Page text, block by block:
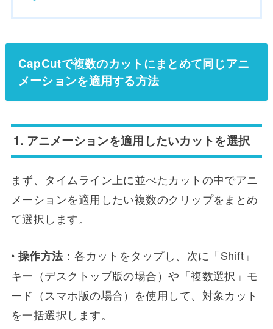
CapCutで複数のカットにまとめて同じアニ
メーションを適用する方法
1. アニメーションを適用したいカットを選択
まず、タイムライン上に並べたカットの中でアニ
メーションを適用したい複数のクリップをまとめ
て選択します。
• 操作方法：各カットをタップし、次に「Shift」
キー（デスクトップ版の場合）や「複数選択」モ
ード（スマホ版の場合）を使用して、対象カット
を一括選択します。